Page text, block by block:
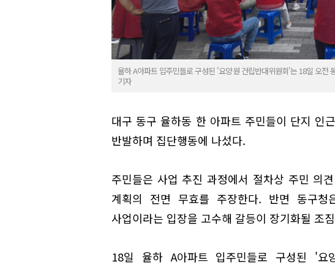
율하 A아파트 입주민들로 구성된 '요양원 건립반대위원회'는 18일 오전
기자
대구 동구 율하동 한 아파트 주민들이 단지 인
반발하며 집단행동에 나섰다.
주민들은 사업 추진 과정에서 절차상 주민 의
계획의 전면 무효를 주장한다. 반면 동구
사업이라는 입장을 고수해 갈등이 장기화될 조
18일 율하 A아파트 입주민들로 구성된 '요